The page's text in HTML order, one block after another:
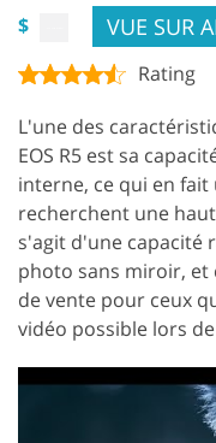
$ VUE SUR
Rating
L'une des
EOS R5 est sa
interne, ce qui en
recherchent une
s'agit d'une capacité
photo sans miroir,
de vente pour ceux
vidéo possible lors